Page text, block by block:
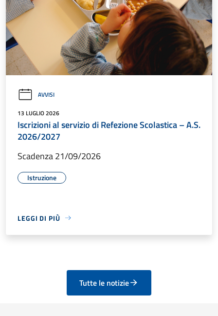
AVVISI
13 LUGLIO 2026
Iscrizioni al servizio di Refezione Scolastica – A.S.
2026/2027
Scadenza 21/09/2026
Istruzione
LEGGI DI PIÙ
Tutte le notizie